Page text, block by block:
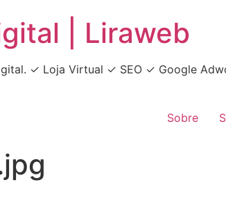
| Liraweb
✓ Loja Virtual ✓ SEO ✓ Google
Sobre